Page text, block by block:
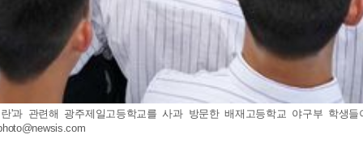
관련해 광주제일고등학교를 사과 방문한 배재고등학교 야구부 학생